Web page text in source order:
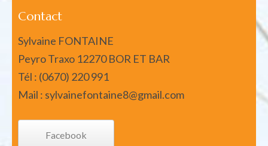
Contact
Sylvaine FONTAINE
Peyro Traxo 12270 BOR ET BAR
Tél : (0670) 220 991
Mail : sylvainefontaine8@gmail.com
Facebook